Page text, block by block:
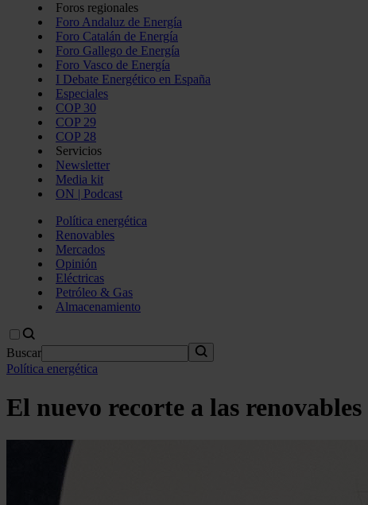
Foros regionales
Foro Andaluz de Energía
Foro Catalán de Energía
Foro Gallego de Energía
Foro Vasco de Energía
I Debate Energético en España
Especiales
COP 30
COP 29
COP 28
Servicios
Newsletter
Media kit
ON | Podcast
Política energética
Renovables
Mercados
Opinión
Eléctricas
Petróleo & Gas
Almacenamiento
Buscar
Política energética
El nuevo recorte a las